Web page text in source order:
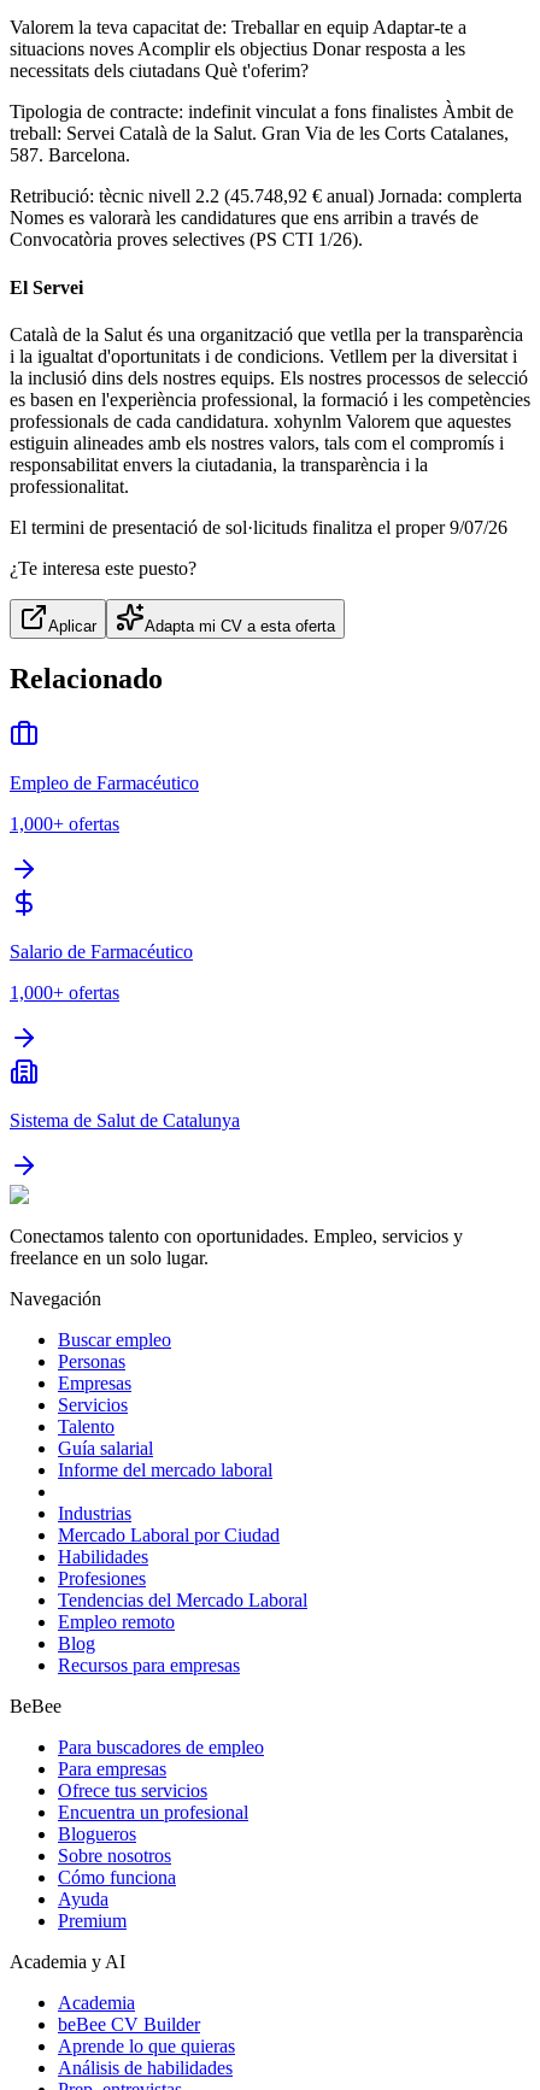
Valorem la teva capacitat de: Treballar en equip Adaptar-te a
situacions noves Acomplir els objectius Donar resposta a les
necessitats dels ciutadans Què t'oferim?
Tipologia de contracte: indefinit vinculat a fons finalistes Àmbit de
treball: Servei Català de la Salut. Gran Via de les Corts Catalanes,
587. Barcelona.
Retribució: tècnic nivell 2.2 (45.748,92 € anual) Jornada: complerta
Nomes es valorarà les candidatures que ens arribin a través de
Convocatòria proves selectives (PS CTI 1/26).
El Servei
Català de la Salut és una organització que vetlla per la transparència
i la igualtat d'oportunitats i de condicions. Vetllem per la diversitat i
la inclusió dins dels nostres equips. Els nostres processos de selecció
es basen en l'experiència professional, la formació i les competències
professionals de cada candidatura. xohynlm Valorem que aquestes
estiguin alineades amb els nostres valors, tals com el compromís i
responsabilitat envers la ciutadania, la transparència i la
professionalitat.
El termini de presentació de sol·licituds finalitza el proper 9/07/26
¿Te interesa este puesto?
Aplicar Adapta mi CV a esta oferta
Relacionado
Empleo de Farmacéutico
1,000+ ofertas
Salario de Farmacéutico
1,000+ ofertas
Sistema de Salut de Catalunya
Conectamos talento con oportunidades. Empleo, servicios y
freelance en un solo lugar.
Navegación
Buscar empleo
Personas
Empresas
Servicios
Talento
Guía salarial
Informe del mercado laboral
Industrias
Mercado Laboral por Ciudad
Habilidades
Profesiones
Tendencias del Mercado Laboral
Empleo remoto
Blog
Recursos para empresas
BeBee
Para buscadores de empleo
Para empresas
Ofrece tus servicios
Encuentra un profesional
Blogueros
Sobre nosotros
Cómo funciona
Ayuda
Premium
Academia y AI
Academia
beBee CV Builder
Aprende lo que quieras
Análisis de habilidades